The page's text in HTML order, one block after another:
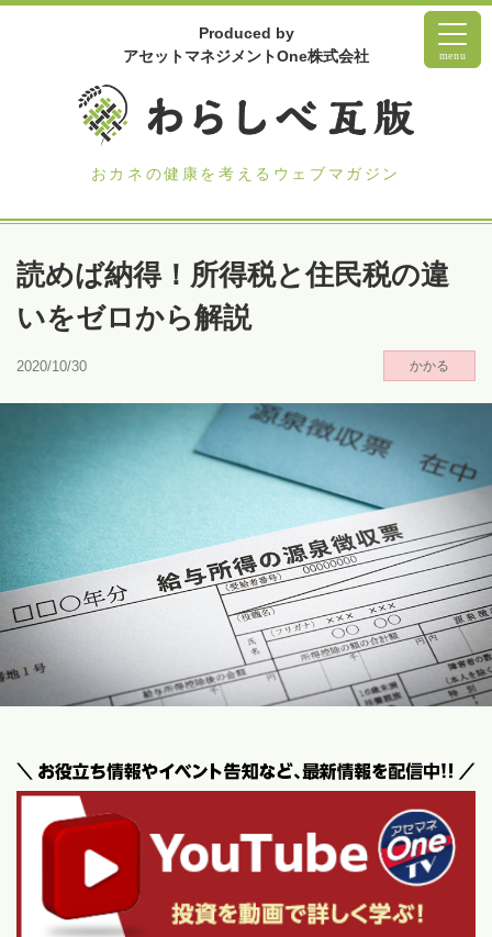
Produced by
アセットマネジメントOne株式会社
おカネの健康を考えるウェブマガジン
menu
読めば納得！所得税と住民税の違
いをゼロから解説
2020/10/30 かかる